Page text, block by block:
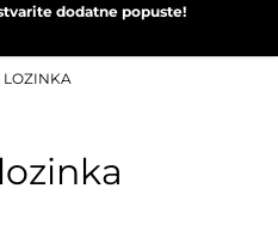
dodatne popuste!
LOZINKA